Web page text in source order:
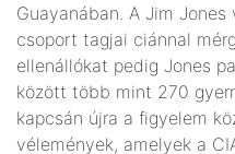
Guayanában. A Jim
csoport tagjai ciánnal
ellenállókat pedig Jones
között több mint 270
kapcsán újra a figyelem
vélemények, amelyek a